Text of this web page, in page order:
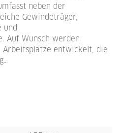
neben der
Gewindeträger,
und
Auf Wunsch werden
entwickelt, die